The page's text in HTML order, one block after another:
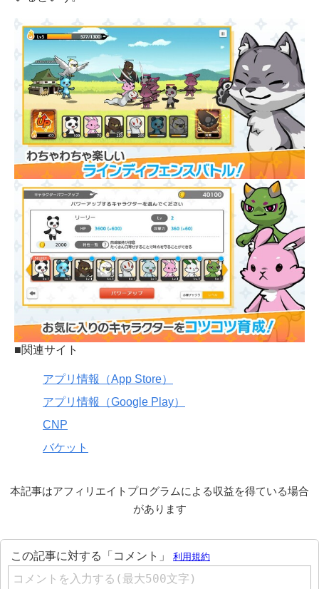
■関連サイト
アプリ情報（App Store）
アプリ情報（Google Play）
CNP
バケット
本記事はアフィリエイトプログラムによる収益を得ている場合
があります